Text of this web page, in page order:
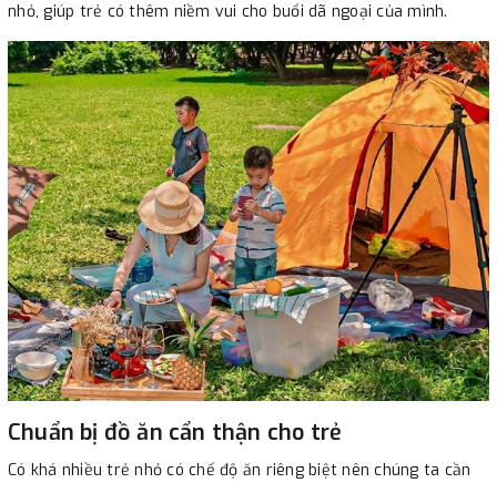
nhỏ, giúp trẻ có thêm niềm vui cho buổi dã ngoại của mình.
Chuẩn bị đồ ăn cẩn thận cho trẻ
Có khá nhiều trẻ nhỏ có chế độ ăn riêng biệt nên chúng ta cần